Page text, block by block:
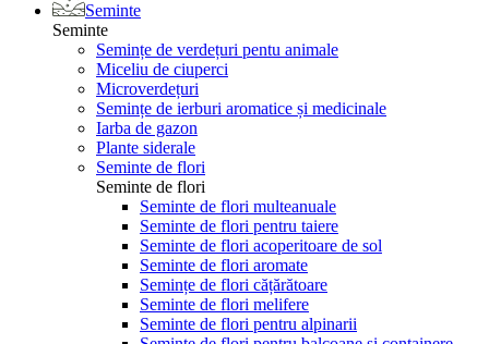
Seminte
Seminte
Semințe de verdețuri pentu animale
Miceliu de ciuperci
Microverdețuri
Semințe de ierburi aromatice și medicinale
Iarba de gazon
Plante siderale
Seminte de flori
Seminte de flori
Seminte de flori multeanuale
Seminte de flori pentru taiere
Seminte de flori acoperitoare de sol
Seminte de flori aromate
Semințe de flori cățărătoare
Seminte de flori melifere
Seminte de flori pentru alpinarii